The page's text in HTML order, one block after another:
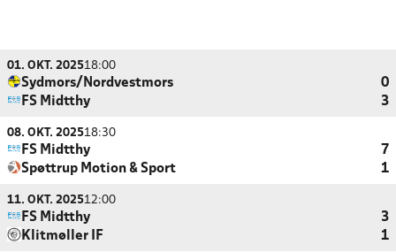
01. OKT. 202518:00
Sydmors/Nordvestmors
0
FS Midtthy
3
08. OKT. 202518:30
FS Midtthy
7
Spøttrup Motion & Sport
1
11. OKT. 202512:00
FS Midtthy
3
Klitmøller IF
1